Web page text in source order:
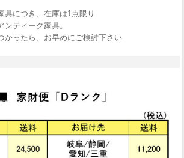
具につき、在庫は1点限り
ティーク家具。
かったら、お早めにご検討下さい